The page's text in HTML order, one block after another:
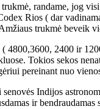
randame, jog
Rios ( dar
trukmė beveik
4800,3600, 2400 ir
Tokios sekos
pereinant nuo
senovės Indijos
ir